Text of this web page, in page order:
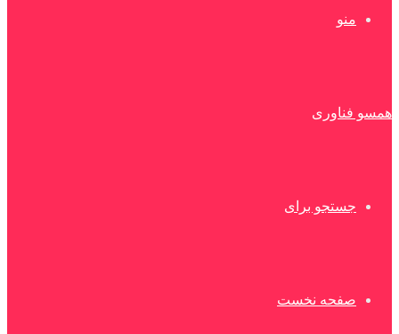
منو
همسو فناوری
جستجو برای
صفحه نخست